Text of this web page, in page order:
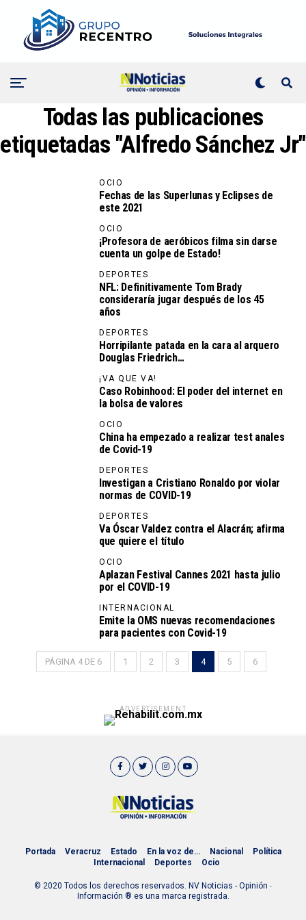
Todas las publicaciones
etiquetadas "Alfredo Sánchez Jr"
OCIO
Fechas de las Superlunas y Eclipses de
este 2021
OCIO
¡Profesora de aeróbicos filma sin darse
cuenta un golpe de Estado!
DEPORTES
NFL: Definitivamente Tom Brady
consideraría jugar después de los 45
años
DEPORTES
Horripilante patada en la cara al arquero
Douglas Friedrich…
¡VA QUE VA!
Caso Robinhood: El poder del internet en
la bolsa de valores
OCIO
China ha empezado a realizar test anales
de Covid-19
DEPORTES
Investigan a Cristiano Ronaldo por violar
normas de COVID-19
DEPORTES
Va Óscar Valdez contra el Alacrán; afirma
que quiere el título
OCIO
Aplazan Festival Cannes 2021 hasta julio
por el COVID-19
INTERNACIONAL
Emite la OMS nuevas recomendaciones
para pacientes con Covid-19
PÁGINA 4 DE 6 1 2 3 4 5 6
ADVERTISEMENT
Portada Veracruz Estado En la voz de… Nacional
Política
Internacional
Deportes Ocio
© 2020 Todos los derechos reservados. NV Noticias - Opinión ∙
Información ® es una marca registrada.